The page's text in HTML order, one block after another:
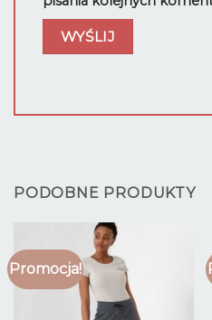
PODOBNE PRODUKTY
Promocja!